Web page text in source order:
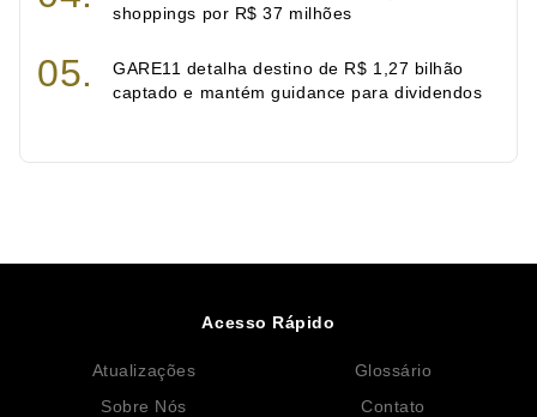
shoppings por R$ 37 milhões
GARE11 detalha destino de R$ 1,27 bilhão
captado e mantém guidance para dividendos
Acesso Rápido
Atualizações
Glossário
Sobre Nós
Contato